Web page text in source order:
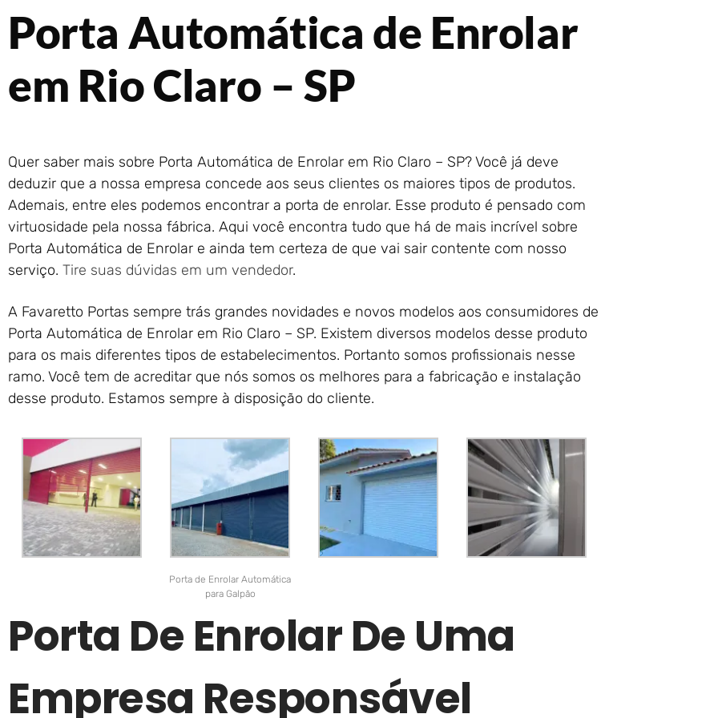
Porta Automática de Enrolar
em Rio Claro – SP
Quer saber mais sobre Porta Automática de Enrolar em Rio Claro – SP? Você já deve
deduzir que a nossa empresa concede aos seus clientes os maiores tipos de produtos.
Ademais, entre eles podemos encontrar a porta de enrolar. Esse produto é pensado com
virtuosidade pela nossa fábrica. Aqui você encontra tudo que há de mais incrível sobre
Porta Automática de Enrolar e ainda tem certeza de que vai sair contente com nosso
serviço. Tire suas dúvidas em um vendedor.
A Favaretto Portas sempre trás grandes novidades e novos modelos aos consumidores de
Porta Automática de Enrolar em Rio Claro – SP. Existem diversos modelos desse produto
para os mais diferentes tipos de estabelecimentos. Portanto somos profissionais nesse
ramo. Você tem de acreditar que nós somos os melhores para a fabricação e instalação
desse produto. Estamos sempre à disposição do cliente.
Porta de Enrolar Automática
para Galpão
Porta De Enrolar De Uma
Empresa Responsável